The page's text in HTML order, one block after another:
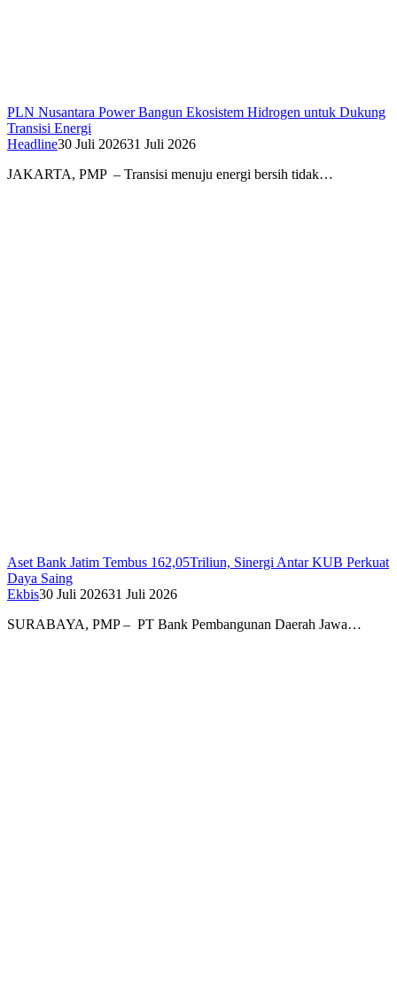
PLN Nusantara Power Bangun Ekosistem Hidrogen untuk Dukung
Transisi Energi
Headline30 Juli 202631 Juli 2026
JAKARTA, PMP – Transisi menuju energi bersih tidak…
Aset Bank Jatim Tembus 162,05Triliun, Sinergi Antar KUB Perkuat
Daya Saing
Ekbis30 Juli 202631 Juli 2026
SURABAYA, PMP – PT Bank Pembangunan Daerah Jawa…